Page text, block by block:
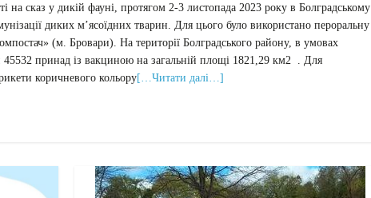
на сказ у дикій фауні, протягом 2-3 листопада 2023 року в Болградському
диких м’ясоїдних тварин. Для цього було використано пероральну
(м. Бровари). На території Болградського району, в умовах
45532 принад із вакциною на загальній площі 1821,29 км2 . Для
коричневого кольору[…Читати далі…]